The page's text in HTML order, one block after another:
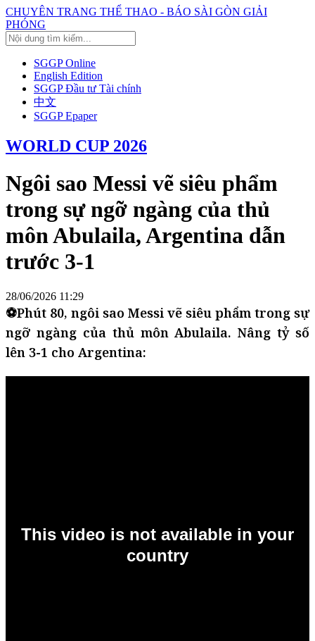
CHUYÊN TRANG THỂ THAO - BÁO SÀI GÒN GIẢI
PHÓNG
SGGP Online
English Edition
SGGP Đầu tư Tài chính
中文
SGGP Epaper
WORLD CUP 2026
Ngôi sao Messi vẽ siêu phẩm
trong sự ngỡ ngàng của thủ
môn Abulaila, Argentina dẫn
trước 3-1
28/06/2026 11:29
⚽Phút 80, ngôi sao Messi vẽ siêu phẩm trong sự
ngỡ ngàng của thủ môn Abulaila. Nâng tỷ số
lên 3-1 cho Argentina: